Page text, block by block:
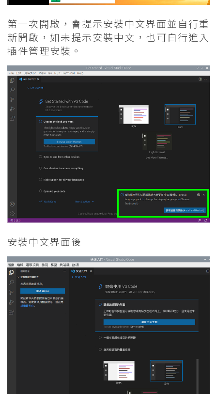
第一次開啟，會提示安裝中文界面並自行重
新開啟，如未提示安裝中文，也可自行進入
插件管理安裝。
安裝中文界面後